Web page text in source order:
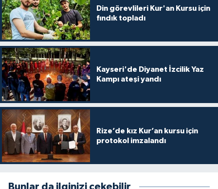
Din görevlileri Kur'an Kursu için
fındık topladı
Kayseri'de Diyanet İzcilik Yaz
Kampı ateşi yandı
Rize’de kız Kur’an kursu için
protokol imzalandı
Bunlar da ilginizi çekebilir